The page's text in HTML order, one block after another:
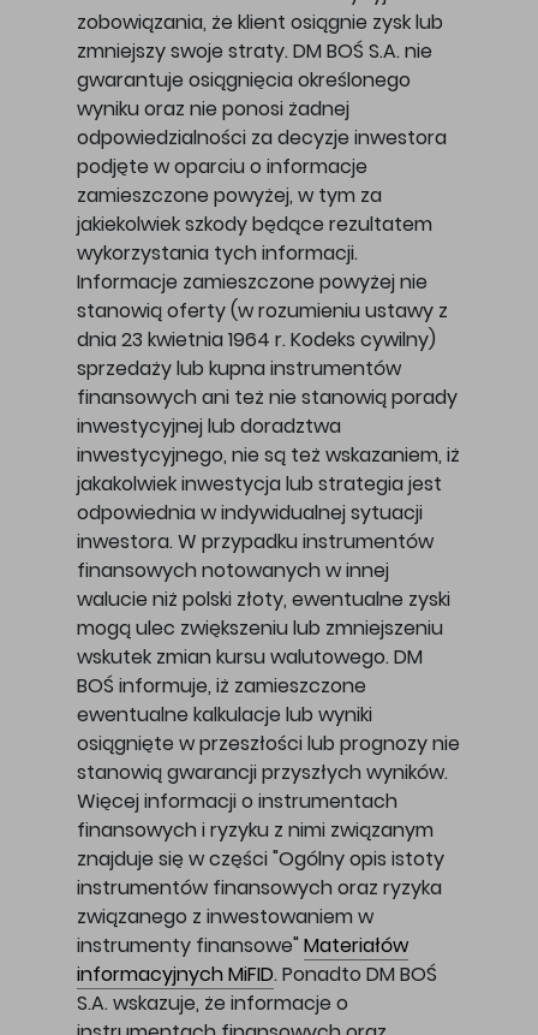
zobowiązania, że klient osiągnie zysk lub
zmniejszy swoje straty. DM BOŚ S.A. nie
gwarantuje osiągnięcia określonego
wyniku oraz nie ponosi żadnej
odpowiedzialności za decyzje inwestora
podjęte w oparciu o informacje
zamieszczone powyżej, w tym za
jakiekolwiek szkody będące rezultatem
wykorzystania tych informacji.
Informacje zamieszczone powyżej nie
stanowią oferty (w rozumieniu ustawy z
dnia 23 kwietnia 1964 r. Kodeks cywilny)
sprzedaży lub kupna instrumentów
finansowych ani też nie stanowią porady
inwestycyjnej lub doradztwa
inwestycyjnego, nie są też wskazaniem, iż
jakakolwiek inwestycja lub strategia jest
odpowiednia w indywidualnej sytuacji
inwestora. W przypadku instrumentów
finansowych notowanych w innej
walucie niż polski złoty, ewentualne zyski
mogą ulec zwiększeniu lub zmniejszeniu
wskutek zmian kursu walutowego. DM
BOŚ informuje, iż zamieszczone
ewentualne kalkulacje lub wyniki
osiągnięte w przeszłości lub prognozy nie
stanowią gwarancji przyszłych wyników.
Więcej informacji o instrumentach
finansowych i ryzyku z nimi związanym
znajduje się w części "Ogólny opis istoty
instrumentów finansowych oraz ryzyka
związanego z inwestowaniem w
instrumenty finansowe" Materiałów
informacyjnych MiFID. Ponadto DM BOŚ
S.A. wskazuje, że informacje o